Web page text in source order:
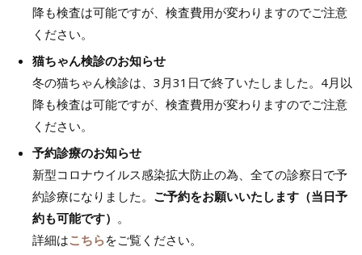
降も検査は可能ですが、検査費用が変わりますのでご注意
ください。
猫ちゃん検診のお知らせ
冬の猫ちゃん検診は、3月31日で終了いたしました。4月以
降も検査は可能ですが、検査費用が変わりますのでご注意
ください。
予約診療のお知らせ
新型コロナウイルス感染拡大防止の為、全ての診察日で予
約診療になりました。 ご予約をお願いいたします（当日予
約も可能です） 。
詳細はこちらをご覧ください。